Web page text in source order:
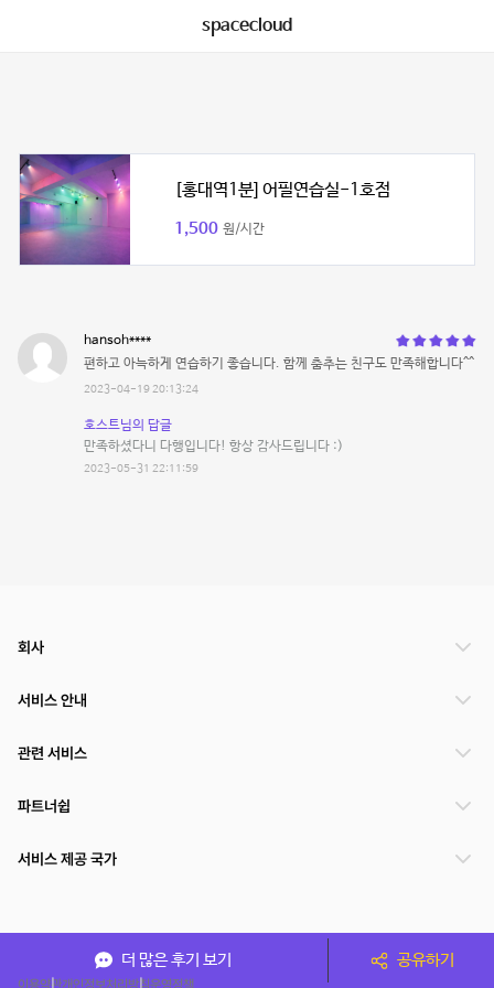
spacecloud
[홍대역1분] 어필연습실-1호점
1,500 원/시간
hansoh****
편하고 아늑하게 연습하기 좋습니다. 함께 춤추는 친구도 만족해합니다^^
2023-04-19 20:13:24
호스트님의 답글
만족하셨다니 다행입니다! 항상 감사드립니다 :)
2023-05-31 22:11:59
더 많은 후기 보기 공유하기
회사
서비스 안내
관련 서비스
파트너쉽
서비스 제공 국가
이용약관개인정보처리방침운영정책